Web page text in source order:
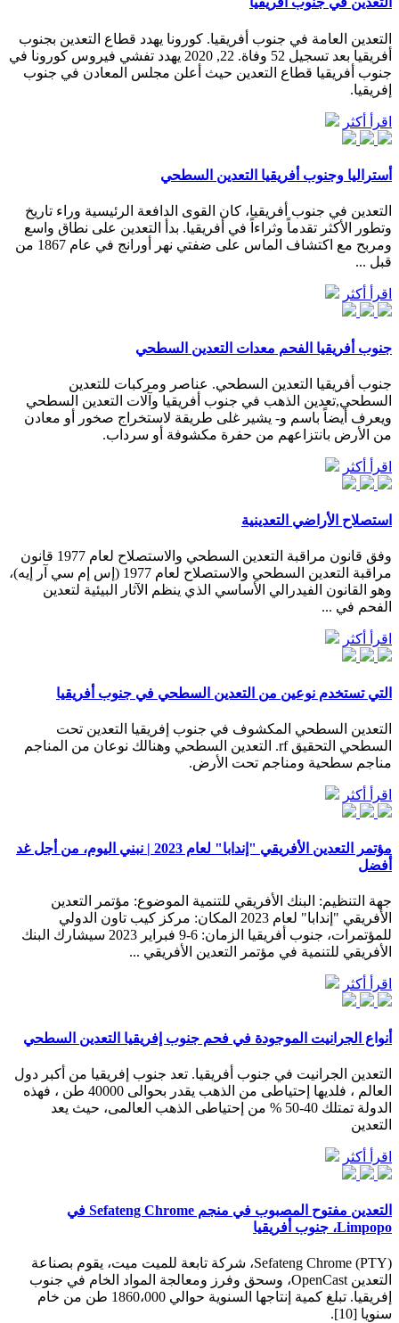
التعدين العامة في جنوب أفريقيا. كورونا يهدد قطاع التعدين بجنوب
أفريقيا بعد تسجيل 52 وفاة. 22, 2020 يهدد تفشي فيروس كورونا في
جنوب أفريقيا قطاع التعدين حيث أعلن مجلس المعادن في جنوب
إفريقيا.
اقرأ أكثر
أستراليا وجنوب أفريقيا التعدين السطحي
التعدين في جنوب أفريقيا، كان القوى الدافعة الرئيسية وراء تاريخ
وتطور الأكثر تقدماً وثراءاً في أفريقيا. بدأ التعدين على نطاق واسع
ومربح مع اكتشاف الماس على ضفتي نهر أورانج في عام 1867 من
قبل ...
اقرأ أكثر
جنوب أفريقيا الفحم معدات التعدين السطحي
جنوب أفريقيا التعدين السطحي. عناصر ومركبات للتعدين
السطحي,تعدين الذهب في جنوب أفريقيا وآلات التعدين السطحي
ويعرف أيضاً باسم و- يشير غلى طريقة لاستخراج صخور أو معادن
من الأرض بانتزاعهم من حفرة مكشوفة أو سرداب.
اقرأ أكثر
استصلاح الأراضي التعدينية
وفق قانون مراقبة التعدين السطحي والاستصلاح لعام 1977 قانون
مراقبة التعدين السطحي والاستصلاح لعام 1977 (إس إم سي آر إيه)،
وهو القانون الفيدرالي الأساسي الذي ينظم الآثار البيئية لتعدين
الفحم في ...
اقرأ أكثر
التي تستخدم نوعين من التعدين السطحي في جنوب أفريقيا
التعدين السطحي المكشوف في جنوب إفريقيا التعدين تحت
السطحي التحقيق rf. التعدين السطحي وهنالك نوعان من المناجم
مناجم سطحية ومناجم تحت الأرض.
اقرأ أكثر
مؤتمر التعدين الأفريقي "إندابا" لعام 2023 | نبني اليوم، من أجل غد
أفضل
جهة التنظيم: البنك الأفريقي للتنمية الموضوع: مؤتمر التعدين
الأفريقي "إندابا" لعام 2023 المكان: مركز كيب تاون الدولي
للمؤتمرات، جنوب أفريقيا الزمان: 6-9 فبراير 2023 سيشارك البنك
الأفريقي للتنمية في مؤتمر التعدين الأفريقي ...
اقرأ أكثر
أنواع الجرانيت الموجودة في فحم جنوب إفريقيا التعدين السطحي
التعدين الجرانيت في جنوب أفريقيا. تعد جنوب إفريقيا من أكبر دول
العالم ، فلديها إحتياطى من الذهب يقدر بحوالى 40000 طن ، فهذه
الدولة تمتلك 40-50 % من إحتياطى الذهب العالمى، حيث يعد
التعدين
اقرأ أكثر
التعدين مفتوح المصبوب في منجم Sefateng Chrome في
Limpopo، جنوب أفريقيا
Sefateng Chrome (PTY)، شركة تابعة للميت ميت، يقوم بصناعة
التعدين OpenCast، وسحق وفرز ومعالجة المواد الخام في جنوب
إفريقيا. تبلغ كمية إنتاجها السنوية حوالي 1860،000 طن من خام
سنويا [10].